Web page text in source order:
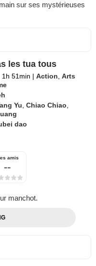
sur ses mystérieuses
les tua tous
1h 51min | Action ,Arts
Yu ,Chiao Chiao
dao
amis
--
manchot.